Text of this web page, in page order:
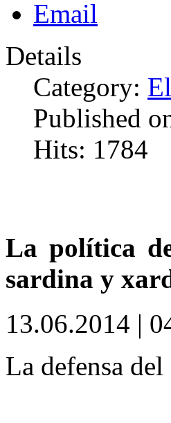
Details
Category:
Published
Hits: 1784
La política
sardina y
13.06.2014 |
La defensa